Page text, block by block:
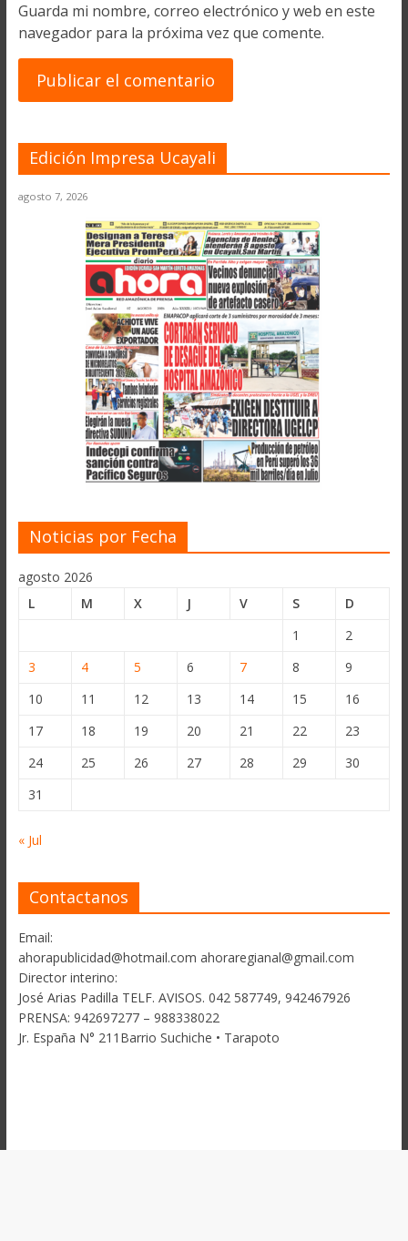
Guarda mi nombre, correo electrónico y web en este
navegador para la próxima vez que comente.
Edición Impresa Ucayali
agosto 7, 2026
Noticias por Fecha
agosto 2026
L
M X J V S
D
1
2
3
4 5 6 7 8
9
10
11 12 13 14 15
16
17
18 19 20 21 22
23
24
25 26 27 28 29
30
31
« Jul
Contactanos
Email:
ahorapublicidad@hotmail.com ahoraregianal@gmail.com
Director interino:
José Arias Padilla TELF. AVISOS. 042 587749, 942467926
PRENSA: 942697277 – 988338022
Jr. España N° 211Barrio Suchiche • Tarapoto